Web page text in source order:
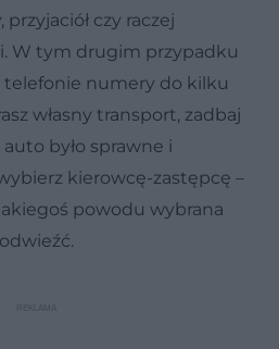
czy raczej
W tym drugim przypadku
telefonie numery do kilku
własny transport, zadbaj
było sprawne i
kierowcę-zastępcę –
powodu wybrana